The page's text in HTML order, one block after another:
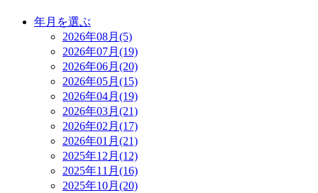
年月を選ぶ
2026年08月(5)
2026年07月(19)
2026年06月(20)
2026年05月(15)
2026年04月(19)
2026年03月(21)
2026年02月(17)
2026年01月(21)
2025年12月(12)
2025年11月(16)
2025年10月(20)